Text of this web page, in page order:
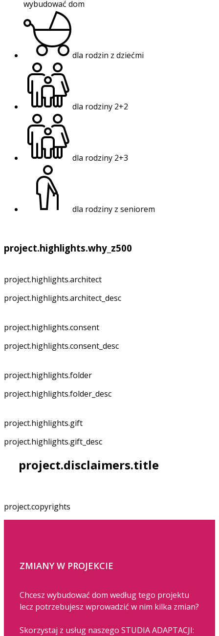
wybudować dom
dla rodzin z dziećmi
dla rodziny 2+2
dla rodziny 2+3
dla rodziny z seniorem
project.highlights.why_z500
project.highlights.architect
project.highlights.architect_desc
project.highlights.consent
project.highlights.consent_desc
project.highlights.folder
project.highlights.folder_desc
project.highlights.gift
project.highlights.gift_desc
project.disclaimers.title
project.copyrights
ZMIANY W PROJEKCIE
Chcesz wybudować dom według tego projektu
lecz potrzebujesz wprowadzić w nim kilka zmian?
Skorzystaj z usług naszego STUDIA ADAPTACJI: